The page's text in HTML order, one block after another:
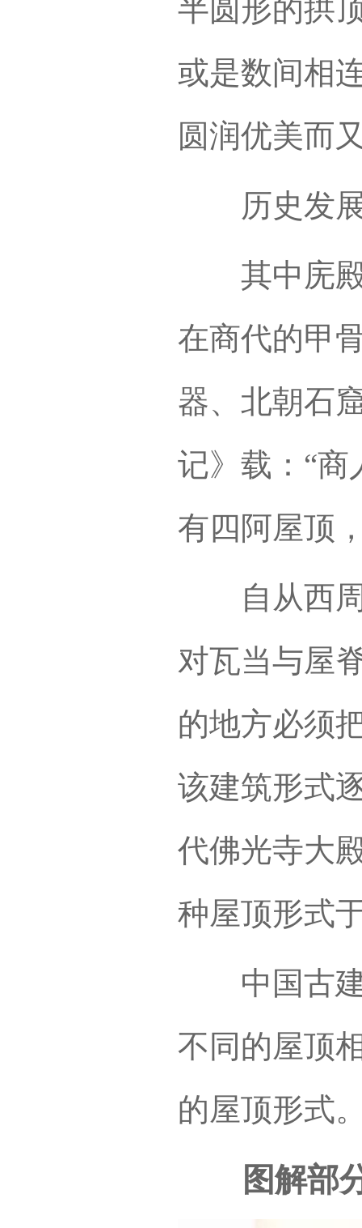
半圆形的拱
或是数间相
圆润优美而
历史发
其中庑殿
在商代的甲
器、北朝石
记》载：“商
有四阿屋顶
自从西周
对瓦当与屋
的地方必须
该建筑形式
代佛光寺大
种屋顶形式
中国古建
不同的屋顶
的屋顶形式
图解部